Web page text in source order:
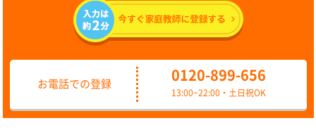
お電話での登録
0120-899-656
13:00~22:00・土日祝OK